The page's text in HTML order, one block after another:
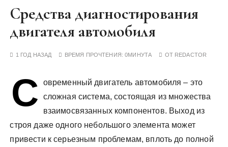
Средства диагностирования
двигателя автомобиля
1 ГОД НАЗАД ВРЕМЯ ПРОЧТЕНИЯ:0МИНУТА ОТ REDACTOR
С
овременный двигатель автомобиля – это
сложная система, состоящая из множества
взаимосвязанных компонентов. Выход из
строя даже одного небольшого элемента может
привести к серьезным проблемам, вплоть до полной